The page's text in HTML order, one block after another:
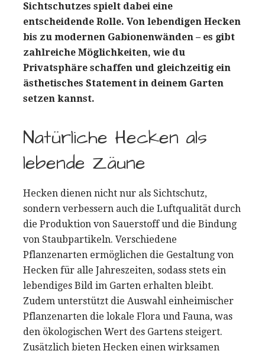
Sichtschutzes spielt dabei eine
entscheidende Rolle. Von lebendigen Hecken
bis zu modernen Gabionenwänden – es gibt
zahlreiche Möglichkeiten, wie du
Privatsphäre schaffen und gleichzeitig ein
ästhetisches Statement in deinem Garten
setzen kannst.
Natürliche Hecken als
lebende Zäune
Hecken dienen nicht nur als Sichtschutz,
sondern verbessern auch die Luftqualität durch
die Produktion von Sauerstoff und die Bindung
von Staubpartikeln. Verschiedene
Pflanzenarten ermöglichen die Gestaltung von
Hecken für alle Jahreszeiten, sodass stets ein
lebendiges Bild im Garten erhalten bleibt.
Zudem unterstützt die Auswahl einheimischer
Pflanzenarten die lokale Flora und Fauna, was
den ökologischen Wert des Gartens steigert.
Zusätzlich bieten Hecken einen wirksamen